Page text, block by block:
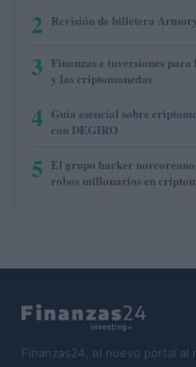
2 Revisión de billetera
3 Finanzas e inversiones
y las criptomonedas
4 Guía esencial sobre
con DEGIRO
5 El grupo hacker
robos millonarios en
Finanzas24, el nuevo portal al